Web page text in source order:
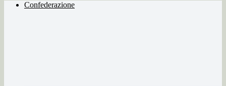
Confederazione